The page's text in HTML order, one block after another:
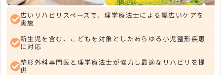
広いリハビリスペースで、理学療法士による幅広いケアを
実施
新生児を含む、こどもを対象としたあらゆる小児整形疾患
に対応
整形外科専門医と理学療法士が協力し最適なリハビリを提
供